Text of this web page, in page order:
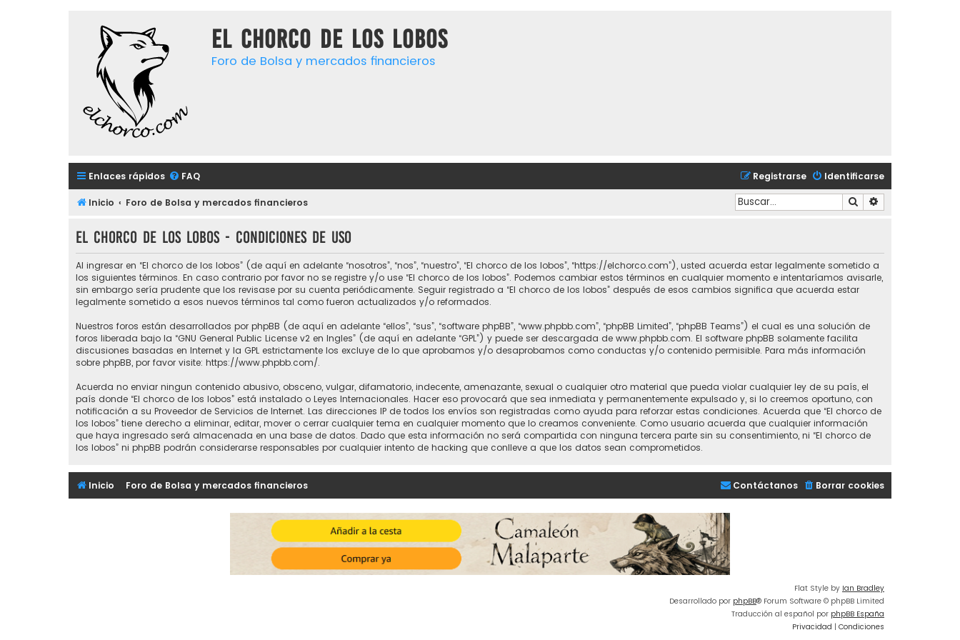
El chorco de los lobos
Foro de Bolsa y mercados financieros
Enlaces rápidos FAQ Identificarse
Registrarse
Inicio Foro de Bolsa y mercados financieros Buscar
El chorco de los lobos - Condiciones de uso
Al ingresar en “El chorco de los lobos” (de aquí en adelante “nosotros”, “nos”, “nuestro”, “El chorco de los lobos”, “https://elchorco.com”), usted acuerda estar legalmente sometido a
los siguientes términos. En caso contrario por favor no se registre y/o use “El chorco de los lobos”. Podemos cambiar estos términos en cualquier momento e intentaríamos avisarle,
sin embargo sería prudente que los revisase por su cuenta periódicamente. Seguir registrado a “El chorco de los lobos” después de esos cambios significa que acuerda estar
legalmente sometido a esos nuevos términos tal como fueron actualizados y/o reformados.
Nuestros foros están desarrollados por phpBB (de aquí en adelante “ellos”, “sus”, “software phpBB”, “www.phpbb.com”, “phpBB Limited”, “phpBB Teams”) el cual es una solución de
foros liberada bajo la “GNU General Public License v2 en Ingles” (de aquí en adelante “GPL”) y puede ser descargada de www.phpbb.com. El software phpBB solamente facilita
discusiones basadas en Internet y la GPL estrictamente los excluye de lo que aprobamos y/o desaprobamos como conductas y/o contenido permisible. Para más información
sobre phpBB, por favor visite: https://www.phpbb.com/.
Acuerda no enviar ningun contenido abusivo, obsceno, vulgar, difamatorio, indecente, amenazante, sexual o cualquier otro material que pueda violar cualquier ley de su país, el
país donde “El chorco de los lobos” está instalado o Leyes Internacionales. Hacer eso provocará que sea inmediata y permanentemente expulsado y, si lo creemos oportuno, con
notificación a su Proveedor de Servicios de Internet. Las direcciones IP de todos los envíos son registradas como ayuda para reforzar estas condiciones. Acuerda que “El chorco de
los lobos” tiene derecho a eliminar, editar, mover o cerrar cualquier tema en cualquier momento que lo creamos conveniente. Como usuario acuerda que cualquier información
que haya ingresado será almacenada en una base de datos. Dado que esta información no será compartida con ninguna tercera parte sin su consentimiento, ni “El chorco de
los lobos” ni phpBB podrán considerarse responsables por cualquier intento de hacking que conlleve a que los datos sean comprometidos.
Inicio Foro de Bolsa y mercados financieros Borrar cookies
Contáctanos
Flat Style by Ian Bradley
Desarrollado por phpBB® Forum Software © phpBB Limited
Traducción al español por phpBB España
Privacidad | Condiciones